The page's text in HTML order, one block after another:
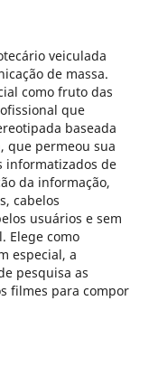
veiculada
de massa.
como fruto das
que
baseada
que permeou sua
informatizados de
da informação,
cabelos
usuários e sem
Elege como
especial, a
pesquisa as
filmes para compor